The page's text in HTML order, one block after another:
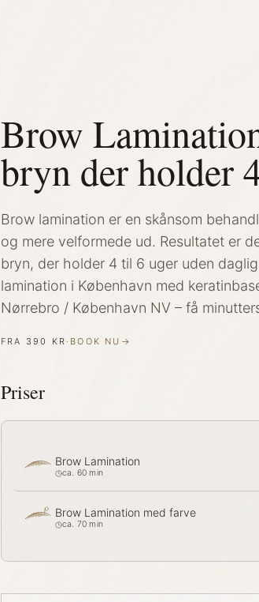
Brow
bryn der holder
Brow lamination er en skånsom
og mere velformede ud. Resultatet er
bryn, der holder 4 til 6 uger uden
lamination i København med
Nørrebro / København NV – få
FRA 390 KR · BOOK NU →
Priser
Brow Lamination
ca. 60 min
Brow Lamination med farve
ca. 70 min